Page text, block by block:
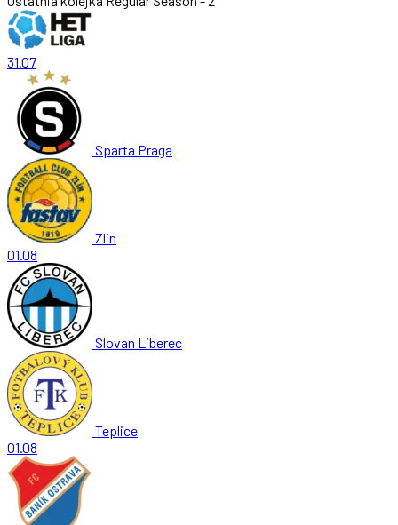
31.07
Sparta Praga
Zlin
01.08
Slovan Liberec
Teplice
01.08